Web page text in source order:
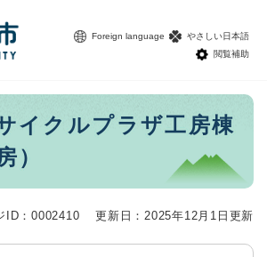
Foreign language
やさしい日本語
閲覧補助
イクルプラザ工房棟
）
ID：0002410 更新日：2025年12月1日更新